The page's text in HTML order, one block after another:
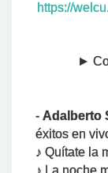
https://
►
- Adalberto
éxitos en
♪ Quítate la